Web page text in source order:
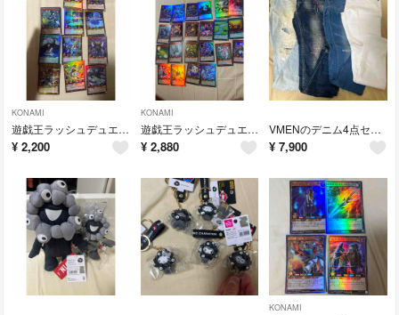
KONAMI
遊戯王ラッシュデュエル11枚セット
¥ 2,200
KONAMI
遊戯王ラッシュデュエル22枚セット
¥ 2,880
VMENのデニム4点セット
¥ 7,900
KONAMI